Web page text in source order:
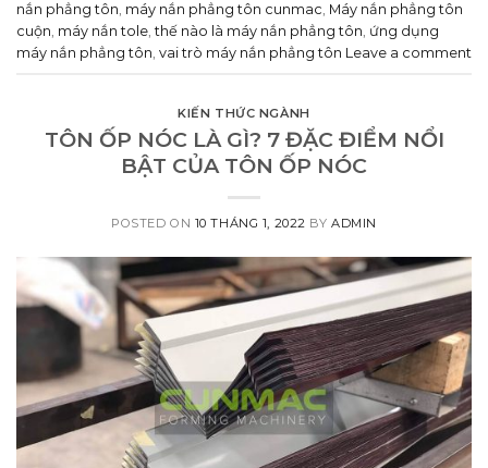
nắn phẳng tôn, máy nắn phẳng tôn cunmac, Máy nắn phẳng tôn
cuộn, máy nắn tole,thế nào là máy nắn phẳng tôn, ứng dụng
máy nắn phẳng tôn, vai trò máy nắn phẳng tôn Leave a comment
KIẾN THỨC NGÀNH
TÔN ỐP NÓC LÀ GÌ? 7 ĐẶC ĐIỂM NỔI
BẬT CỦA TÔN ỐP NÓC
POSTED ON 10 THÁNG 1, 2022 BY ADMIN